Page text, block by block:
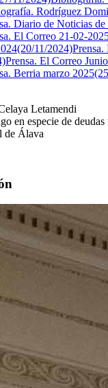
Rodríguez
Diario de Noticias
El Correo 21-02-
11/2024)
Prensa. El Correo Junio
Berria marzo
Letamendi
en especie de deudas
de Álava